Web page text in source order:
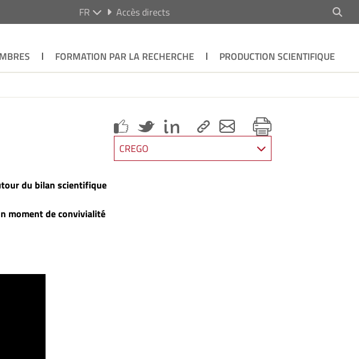
FR Accès directs
FORMATION PAR LA RECHERCHE
PRODUCTION SCIENTIFIQUE
du bilan scientifique
moment de convivialité
CREGO